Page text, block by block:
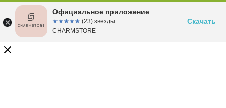
Официальное приложение
☆☆☆☆☆
★★★★★ (23) звезды
CHARMSTORE
Скачать